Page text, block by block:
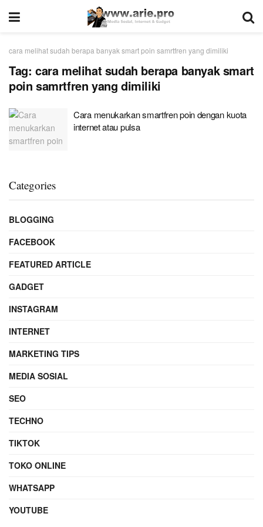
cara melihat sudah berapa banyak smart poin samrtfren yang dimiliki
Tag: cara melihat sudah berapa banyak smart
poin samrtfren yang dimiliki
Cara menukarkan smartfren poin dengan kuota
internet atau pulsa
Categories
BLOGGING
FACEBOOK
FEATURED ARTICLE
GADGET
INSTAGRAM
INTERNET
MARKETING TIPS
MEDIA SOSIAL
SEO
TECHNO
TIKTOK
TOKO ONLINE
WHATSAPP
YOUTUBE